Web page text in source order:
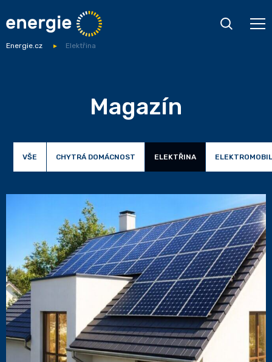
Energie.cz Elektřina
Magazín
VŠE CHYTRÁ DOMÁCNOST ELEKTŘINA